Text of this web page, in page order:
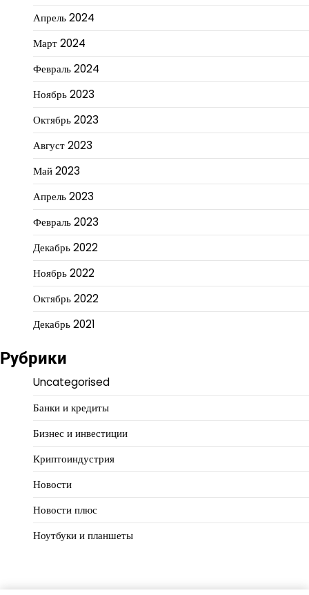
Апрель 2024
Март 2024
Февраль 2024
Ноябрь 2023
Октябрь 2023
Август 2023
Май 2023
Апрель 2023
Февраль 2023
Декабрь 2022
Ноябрь 2022
Октябрь 2022
Декабрь 2021
Рубрики
Uncategorised
Банки и кредиты
Бизнес и инвестиции
Криптоиндустрия
Новости
Новости плюс
Ноутбуки и планшеты